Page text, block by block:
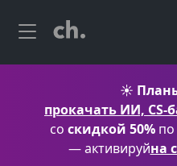
☀️
прокачать ИИ, CS-
со скидкой 50%
— активируйна